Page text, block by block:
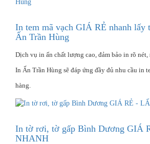
In tem mã vạch GIÁ RẺ nhanh lấy
Ấn Trần Hùng
Dịch vụ in ấn chất lượng cao, đảm bảo in rõ
In Ấn Trần Hùng sẽ đáp ứng đầy đủ nhu cầu in
hàng.
In tờ rơi, tờ gấp Bình Dương GIÁ
NHANH